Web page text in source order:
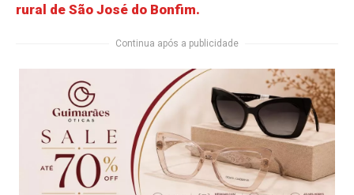
rural de São José do Bonfim.
Continua após a publicidade